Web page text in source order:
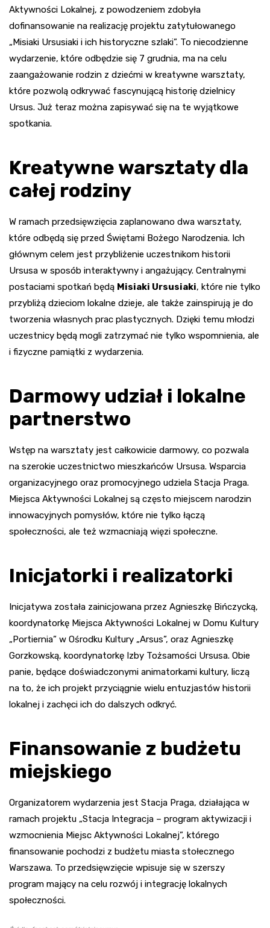
Aktywności Lokalnej, z powodzeniem zdobyła
dofinansowanie na realizację projektu zatytułowanego
„Misiaki Ursusiaki i ich historyczne szlaki”. To niecodzienne
wydarzenie, które odbędzie się 7 grudnia, ma na celu
zaangażowanie rodzin z dziećmi w kreatywne warsztaty,
które pozwolą odkrywać fascynującą historię dzielnicy
Ursus. Już teraz można zapisywać się na te wyjątkowe
spotkania.
Kreatywne warsztaty dla
całej rodziny
W ramach przedsięwzięcia zaplanowano dwa warsztaty,
które odbędą się przed Świętami Bożego Narodzenia. Ich
głównym celem jest przybliżenie uczestnikom historii
Ursusa w sposób interaktywny i angażujący. Centralnymi
postaciami spotkań będą Misiaki Ursusiaki, które nie tylko
przybliżą dzieciom lokalne dzieje, ale także zainspirują je do
tworzenia własnych prac plastycznych. Dzięki temu młodzi
uczestnicy będą mogli zatrzymać nie tylko wspomnienia, ale
i fizyczne pamiątki z wydarzenia.
Darmowy udział i lokalne
partnerstwo
Wstęp na warsztaty jest całkowicie darmowy, co pozwala
na szerokie uczestnictwo mieszkańców Ursusa. Wsparcia
organizacyjnego oraz promocyjnego udziela Stacja Praga.
Miejsca Aktywności Lokalnej są często miejscem narodzin
innowacyjnych pomysłów, które nie tylko łączą
społeczności, ale też wzmacniają więzi społeczne.
Inicjatorki i realizatorki
Inicjatywa została zainicjowana przez Agnieszkę Bińczycką,
koordynatorkę Miejsca Aktywności Lokalnej w Domu Kultury
„Portiernia” w Ośrodku Kultury „Arsus”, oraz Agnieszkę
Gorzkowską, koordynatorkę Izby Tożsamości Ursusa. Obie
panie, będące doświadczonymi animatorkami kultury, liczą
na to, że ich projekt przyciągnie wielu entuzjastów historii
lokalnej i zachęci ich do dalszych odkryć.
Finansowanie z budżetu
miejskiego
Organizatorem wydarzenia jest Stacja Praga, działająca w
ramach projektu „Stacja Integracja – program aktywizacji i
wzmocnienia Miejsc Aktywności Lokalnej”, którego
finansowanie pochodzi z budżetu miasta stołecznego
Warszawa. To przedsięwzięcie wpisuje się w szerszy
program mający na celu rozwój i integrację lokalnych
społeczności.